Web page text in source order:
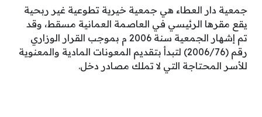
جمعية دار العطاء هي جمعية خيرية تطوعية غير ربحية
يقع مقرها الرئيسي في العاصمة العمانية مسقط، وقد
تم إشهار الجمعية سنة 2006 م بموجب القرار الوزاري
رقم (2006/76) لتبدأ بتقديم المعونات المادية والمعنوية
للأسر المحتاجة التي لا تملك مصادر دخل.